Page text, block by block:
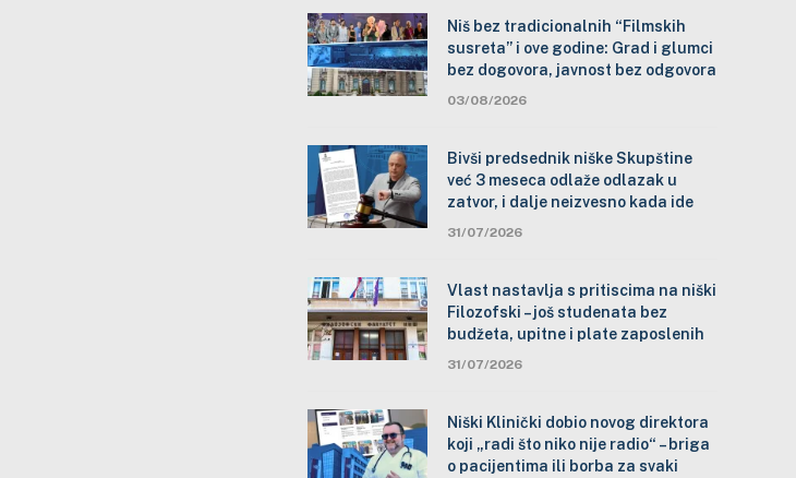
Niš bez tradicionalnih “Filmskih
susreta” i ove godine: Grad i glumci
bez dogovora, javnost bez odgovora
03/08/2026
Bivši predsednik niške Skupštine
već 3 meseca odlaže odlazak u
zatvor, i dalje neizvesno kada ide
31/07/2026
Vlast nastavlja s pritiscima na niški
Filozofski – još studenata bez
budžeta, upitne i plate zaposlenih
31/07/2026
Niški Klinički dobio novog direktora
koji „radi što niko nije radio“ – briga
o pacijentima ili borba za svaki